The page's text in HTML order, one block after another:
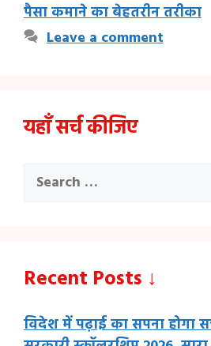
पैसा कमाने का बेहतरीन तरीका
Leave a comment
यहाँ सर्च कीजिए
Search
Recent Posts ↓
विदेश में पढ़ाई का सपना होगा